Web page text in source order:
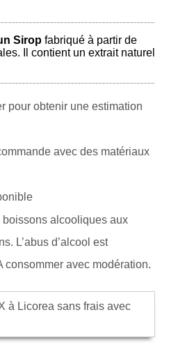
Sirop fabriqué à partir de
Il contient un extrait naturel
pour obtenir une estimation
avec des matériaux
boissons alcooliques aux
L’abus d’alcool est
consommer avec modération.
à Licorea sans frais avec